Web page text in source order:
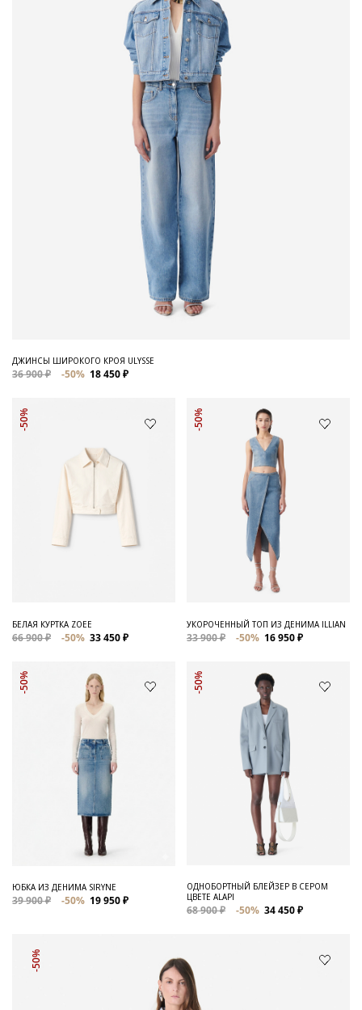
ДЖИНСЫ ШИРОКОГО КРОЯ ULYSSE
36 900 ₽ -50% 18 450 ₽
-50%
БЕЛАЯ КУРТКА ZOEE
66 900 ₽ -50% 33 450 ₽
-50%
УКОРОЧЕННЫЙ ТОП ИЗ ДЕНИМА ILLIAN
33 900 ₽ -50% 16 950 ₽
-50%
ЮБКА ИЗ ДЕНИМА SIRYNE
39 900 ₽ -50% 19 950 ₽
-50%
ОДНОБОРТНЫЙ БЛЕЙЗЕР В СЕРОМ
ЦВЕТЕ ALAPI
68 900 ₽ -50% 34 450 ₽
-50%